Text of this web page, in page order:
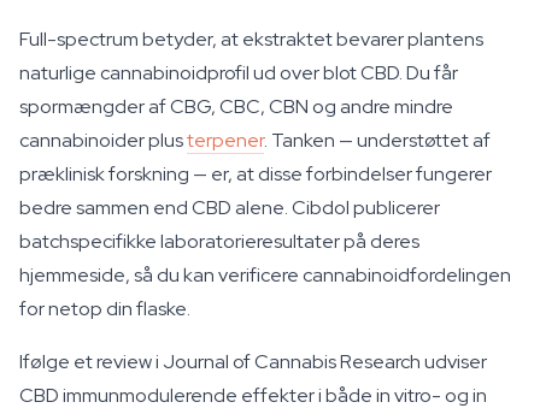
Full-spectrum betyder, at ekstraktet bevarer plantens
naturlige cannabinoidprofil ud over blot CBD. Du får
spormængder af CBG, CBC, CBN og andre mindre
cannabinoider plusterpener. Tanken — understøttet af
præklinisk forskning — er, at disse forbindelser fungerer
bedre sammen end CBD alene. Cibdol publicerer
batchspecifikke laboratorieresultater på deres
hjemmeside, så du kan verificere cannabinoidfordelingen
for netop din flaske.
Ifølge et review i Journal of Cannabis Research udviser
CBD immunmodulerende effekter i både in vitro- og in